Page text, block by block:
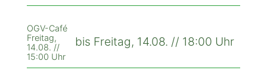
OGV-Café
Freitag,
14.08. //
15:00 Uhr
bis Freitag, 14.08. // 18:00 Uhr